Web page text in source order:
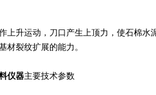
升运动，刀口产生上顶力，使石棉水
材裂纹扩展的能力。
仪器主要技术参数